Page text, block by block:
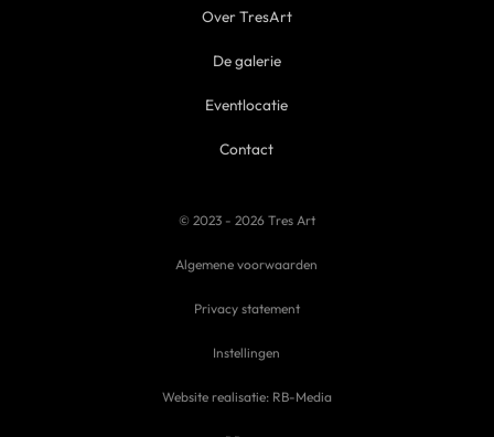
Over TresArt
De galerie
Eventlocatie
Contact
© 2023 - 2026 Tres Art
Algemene voorwaarden
Privacy statement
Instellingen
Website realisatie: RB-Media